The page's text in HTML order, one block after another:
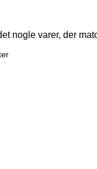
nogle varer, der